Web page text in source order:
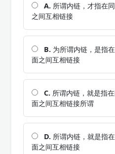
A. 所谓内链，才指在
之间互相链接
B. 为所谓内链，是指
面之间互相链接
C. 所谓内链，就是指
面之间互相链接所谓
D. 所谓内链，就是指
面之间互相链接